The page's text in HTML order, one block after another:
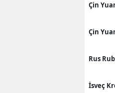
Çin
Çin
Rus
İsveç